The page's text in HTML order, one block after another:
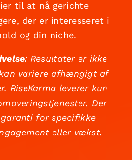
til at nå gerichte
der er interesseret i
og din niche.
Resultater er ikke
variere afhængigt af
RiseKarma leverer kun
Der
garanti for specifikke
eller vækst.